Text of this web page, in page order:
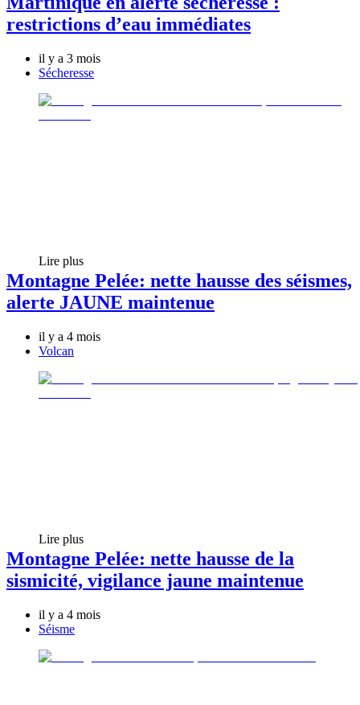
restrictions d’eau immédiates
il y a 3 mois
Sécheresse
Lire plus
Montagne Pelée: nette hausse des séismes,
alerte JAUNE maintenue
il y a 4 mois
Volcan
Lire plus
Montagne Pelée: nette hausse de la
sismicité, vigilance jaune maintenue
il y a 4 mois
Séisme